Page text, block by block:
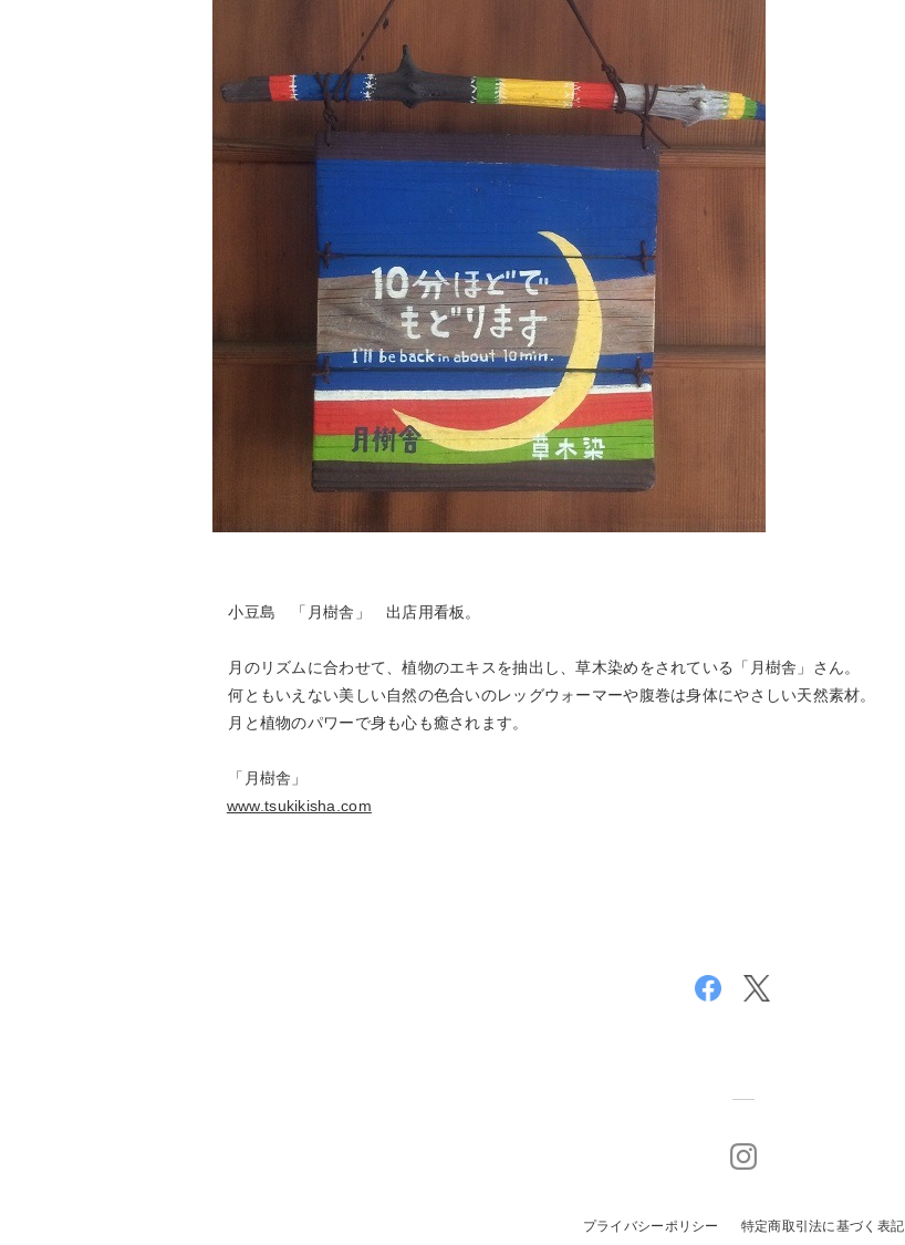
小豆島 「月樹舎」 出店用看板。
月のリズムに合わせて、植物のエキスを抽出し、草木染めをされている「月樹舎」さん。
何ともいえない美しい自然の色合いのレッグウォーマーや腹巻は身体にやさしい天然素材。
月と植物のパワーで身も心も癒されます。
「月樹舎」
www.tsukikisha.com
プライバシーポリシー 特定商取引法に基づく表記